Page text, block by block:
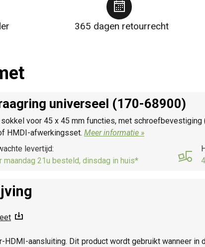
365 dagen retourrecht
universeel (170-68900)
voor 45 x 45 mm functies, met
HMDI-afwerkingsset. Meer informatie »
levertijd:
maandag 21u besteld, dinsdag in huis*
aansluiting. Dit product wordt gebruikt wanneer